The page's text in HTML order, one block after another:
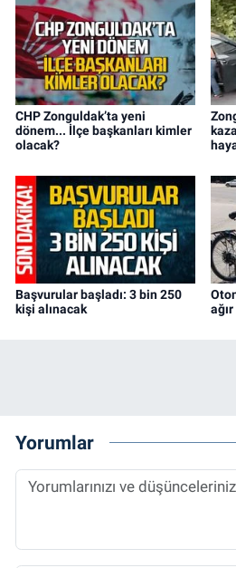
CHP Zonguldak’ta yeni
dönem... İlçe başkanları kimler
olacak?
Başvurular başladı: 3 bin 250
kişi alınacak
Yorumlar